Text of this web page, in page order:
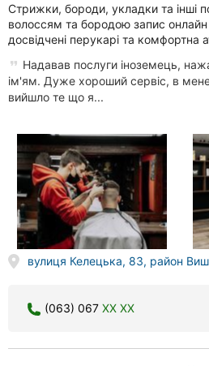
Стрижки, бороди, укладки та інші
волоссям та бородою запис
досвідчені перукарі та комфортна
Надавав послуги іноземець,
ім'ям. Дуже хороший сервіс, в
вийшло те що я...
вулиця Келецька, 83, район
(063) 067 XX XX